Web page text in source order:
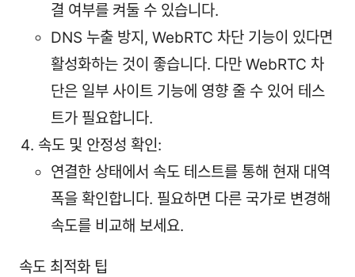
결 여부를 켜둘 수 있습니다.
DNS 누출 방지, WebRTC 차단 기능이 있다면
활성화하는 것이 좋습니다. 다만 WebRTC 차
단은 일부 사이트 기능에 영향 줄 수 있어 테스
트가 필요합니다.
속도 및 안정성 확인:
연결한 상태에서 속도 테스트를 통해 현재 대역
폭을 확인합니다. 필요하면 다른 국가로 변경해
속도를 비교해 보세요.
속도 최적화 팁